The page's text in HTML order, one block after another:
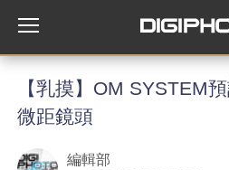
【乳摸】OM SYSTEM
微距鏡頭
編輯部